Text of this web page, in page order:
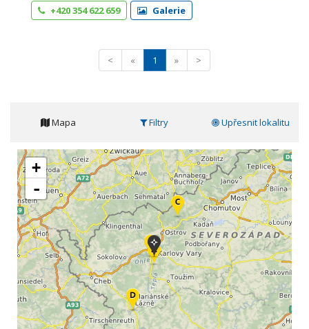
+420 354 622 659 Galerie
< « 1 » >
Mapa Filtry Upřesnit lokalitu
+
-